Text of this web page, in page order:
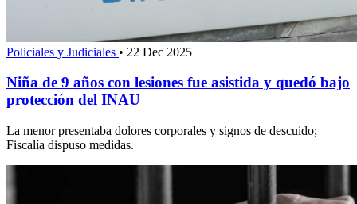
Policiales y Judiciales • 22 Dec 2025
Niña de 9 años con lesiones fue asistida y quedó bajo
protección del INAU
La menor presentaba dolores corporales y signos de descuido;
Fiscalía dispuso medidas.